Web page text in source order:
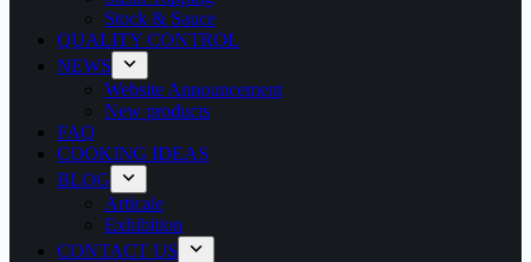
Stock & Sauce
QUALITY CONTROL
NEWS
Website Announcement
New products
FAQ
COOKING IDEAS
BLOG
Articale
Exhibition
CONTACT US